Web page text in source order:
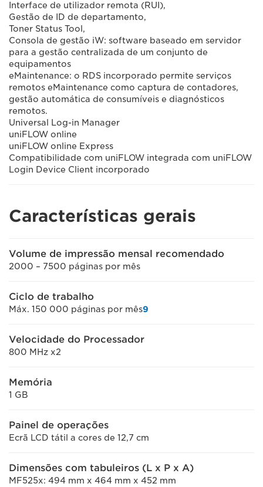
Interface de utilizador remota (RUI),
Gestão de ID de departamento,
Toner Status Tool,
Consola de gestão iW: software baseado em servidor
para a gestão centralizada de um conjunto de
equipamentos
eMaintenance: o RDS incorporado permite serviços
remotos eMaintenance como captura de contadores,
gestão automática de consumíveis e diagnósticos
remotos.
Universal Log-in Manager
uniFLOW online
uniFLOW online Express
Compatibilidade com uniFLOW integrada com uniFLOW
Login Device Client incorporado
Características gerais
Volume de impressão mensal recomendado
2000 – 7500 páginas por mês
Ciclo de trabalho
Máx. 150 000 páginas por mês9
Velocidade do Processador
800 MHz x2
Memória
1 GB
Painel de operações
Ecrã LCD tátil a cores de 12,7 cm
Dimensões com tabuleiros (L x P x A)
MF525x: 494 mm x 464 mm x 452 mm